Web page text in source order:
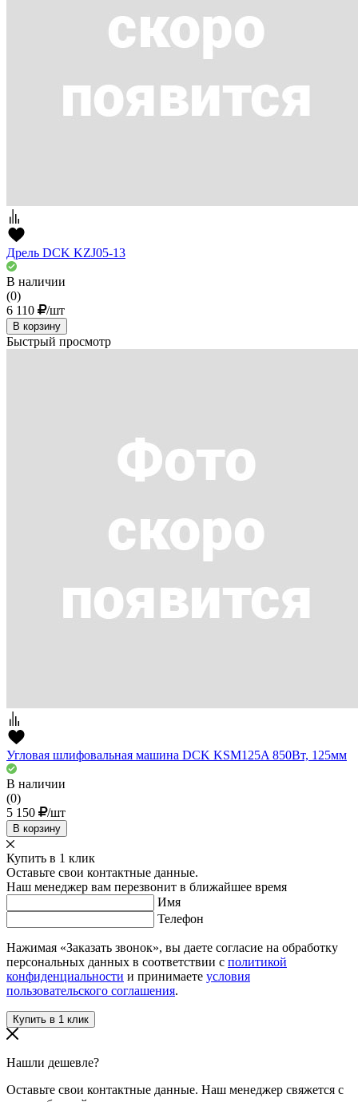
Дрель DCK KZJ05-13
В наличии
(0)
6 110
/шт
В корзину
Быстрый просмотр
Угловая шлифовальная машина DCK KSM125A 850Вт, 125мм
В наличии
(0)
5 150
/шт
В корзину
Купить в 1 клик
Оставьте свои контактные данные.
Наш менеджер вам перезвонит в ближайшее время
Имя
Телефон
Нажимая «Заказать звонок», вы даете согласие на обработку
персональных данных в соответствии с политикой
конфиденциальности и принимаете условия
пользовательского соглашения.
Нашли дешевле?
Оставьте свои контактные данные. Наш менеджер свяжется с